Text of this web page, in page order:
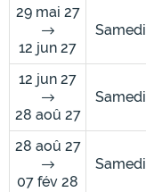
29 mai 27
12 jun 27
Samedi
12 jun 27
28 aoû 27
Samedi
28 aoû 27
07 fév 28
Samedi